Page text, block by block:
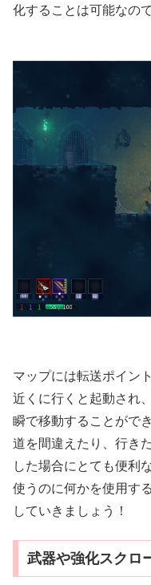
化することは可能なの
マップには転送ポイン
近くに行くと起動され
瞬で移動することができ
道を間違えたり、行き
した場合にとても便利
使うのに何かを使用す
していきましょう！
武器や強化スクロ